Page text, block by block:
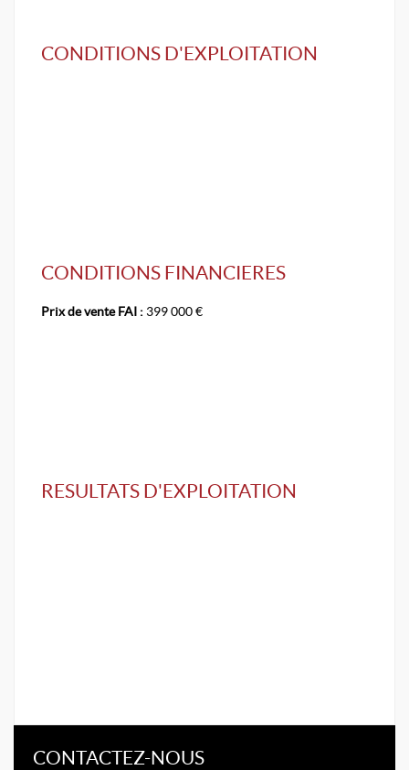
CONDITIONS D'EXPLOITATION
CONDITIONS FINANCIERES
Prix de vente FAI : 399 000 €
RESULTATS D'EXPLOITATION
CONTACTEZ-NOUS